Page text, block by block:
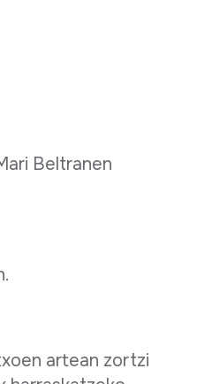
Beltranen
artean zortzi